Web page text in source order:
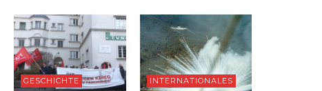
GESCHICHTE INTERNATIONALES